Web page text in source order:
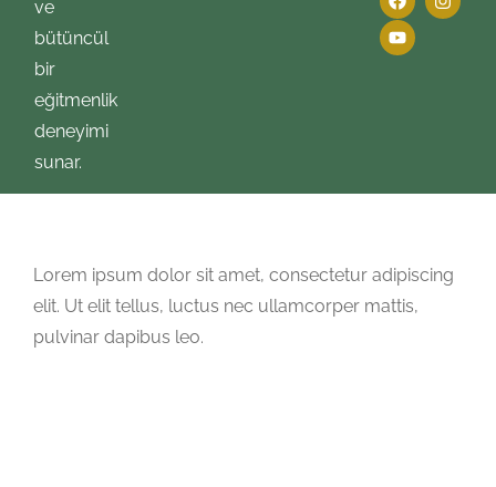
ve
bütüncül
bir
eğitmenlik
deneyimi
sunar.
Lorem ipsum dolor sit amet, consectetur adipiscing
elit. Ut elit tellus, luctus nec ullamcorper mattis,
pulvinar dapibus leo.